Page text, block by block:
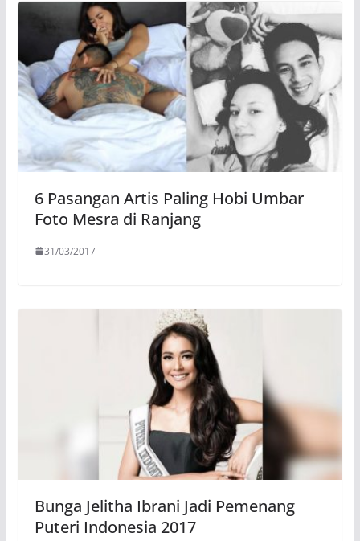
6 Pasangan Artis Paling Hobi Umbar
Foto Mesra di Ranjang
31/03/2017
Bunga Jelitha Ibrani Jadi Pemenang
Puteri Indonesia 2017